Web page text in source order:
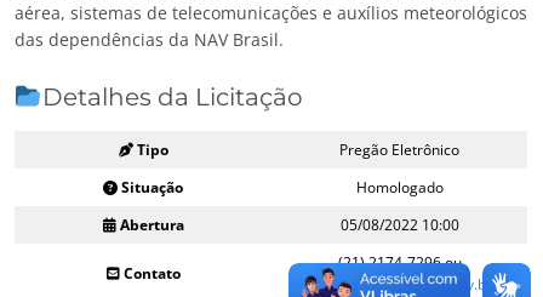
aérea, sistemas de telecomunicações e auxílios meteorológicos
das dependências da NAV Brasil.
Detalhes da Licitação
Tipo
Pregão Eletrônico
Situação
Homologado
Abertura
05/08/2022 10:00
Contato
(21) 2174-7296 ou
licitacoes@navbrasil.gov.br